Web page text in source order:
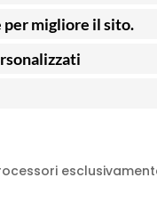
per migliore il sito.